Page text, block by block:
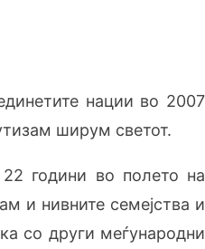
нации во 2007
ширум светот.
22 години во полето на
и нивните семејства и
со други меѓународни